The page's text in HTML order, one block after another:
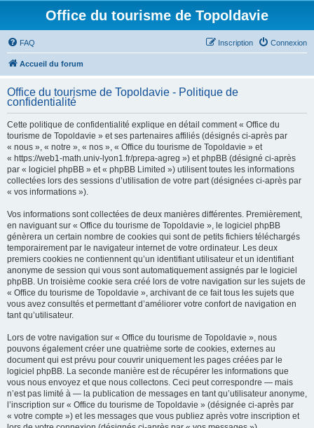
Office du tourisme de Topoldavie
FAQ Connexion
Inscription
Accueil du forum
Office du tourisme de Topoldavie - Politique de
confidentialité
Cette politique de confidentialité explique en détail comment « Office du
tourisme de Topoldavie » et ses partenaires affiliés (désignés ci-après par
« nous », « notre », « nos », « Office du tourisme de Topoldavie » et
« https://web1-math.univ-lyon1.fr/prepa-agreg ») et phpBB (désigné ci-après
par « logiciel phpBB » et « phpBB Limited ») utilisent toutes les informations
collectées lors des sessions d’utilisation de votre part (désignées ci-après par
« vos informations »).
Vos informations sont collectées de deux manières différentes. Premièrement,
en naviguant sur « Office du tourisme de Topoldavie », le logiciel phpBB
génèrera un certain nombre de cookies qui sont de petits fichiers téléchargés
temporairement par le navigateur internet de votre ordinateur. Les deux
premiers cookies ne contiennent qu’un identifiant utilisateur et un identifiant
anonyme de session qui vous sont automatiquement assignés par le logiciel
phpBB. Un troisième cookie sera créé lors de votre navigation sur les sujets de
« Office du tourisme de Topoldavie », archivant de ce fait tous les sujets que
vous avez consultés et permettant d’améliorer votre confort de navigation en
tant qu’utilisateur.
Lors de votre navigation sur « Office du tourisme de Topoldavie », nous
pouvons également créer une quatrième sorte de cookies, externes au
document qui est prévu pour couvrir uniquement les pages créées par le
logiciel phpBB. La seconde manière est de récupérer les informations que
vous nous envoyez et que nous collectons. Ceci peut correspondre — mais
n’est pas limité à — la publication de messages en tant qu’utilisateur anonyme,
l’inscription sur « Office du tourisme de Topoldavie » (désignée ci-après par
« votre compte ») et les messages que vous publiez après votre inscription et